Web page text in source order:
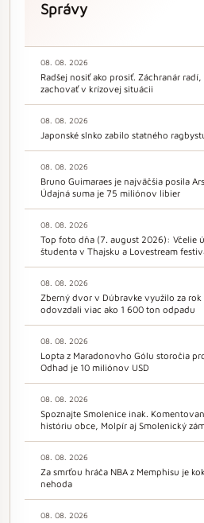
Správy
08. 08. 2026
Radšej nosiť ako prosiť. Záchranár
zachovať v krízovej situácii
08. 08. 2026
Japonské slnko zabilo statného
08. 08. 2026
Bruno Guimaraes je najväčšia posila
Údajná suma je 75 miliónov libier
08. 08. 2026
Top foto dňa (7. august 2026): Včelie
študenta v Thajsku a Lovestream
08. 08. 2026
Zberný dvor v Dúbravke využilo za rok
odovzdali viac ako 1 600 ton odpadu
08. 08. 2026
Lopta z Maradonovho Gólu storočia
Odhad je 10 miliónov USD
08. 08. 2026
Spoznajte Smolenice inak.
históriu obce, Molpír aj Smolenický
08. 08. 2026
Za smrťou hráča NBA z Memphisu je
nehoda
08. 08. 2026